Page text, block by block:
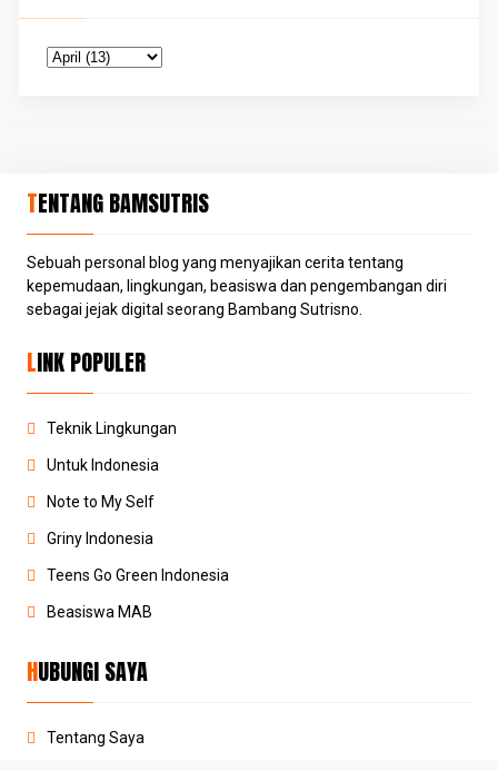
TENTANG BAMSUTRIS
Sebuah personal blog yang menyajikan cerita tentang
kepemudaan, lingkungan, beasiswa dan pengembangan diri
sebagai jejak digital seorang Bambang Sutrisno.
LINK POPULER
Teknik Lingkungan
Untuk Indonesia
Note to My Self
Griny Indonesia
Teens Go Green Indonesia
Beasiswa MAB
HUBUNGI SAYA
Tentang Saya